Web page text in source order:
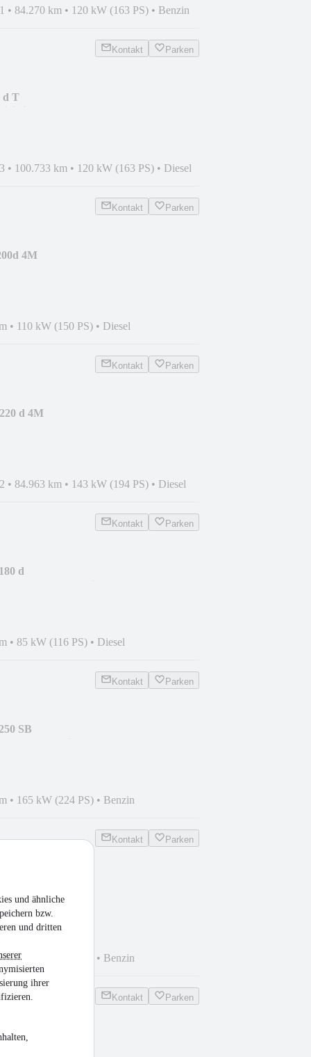
und ähnliche
bzw.
und dritten
ihrer
• 84.270 km • 120 kW (163 PS) • Benzin
Kontakt Parken
d T
• 100.733 km • 120 kW (163 PS) • Diesel
Kontakt Parken
4M
• 110 kW (150 PS) • Diesel
Kontakt Parken
d 4M
• 84.963 km • 143 kW (194 PS) • Diesel
Kontakt Parken
d
• 85 kW (116 PS) • Diesel
Kontakt Parken
SB
• 165 kW (224 PS) • Benzin
Kontakt Parken
CarPlay/Navi+
•165 kW (224 PS) • Benzin
Kontakt Parken
4M Progr OFF-